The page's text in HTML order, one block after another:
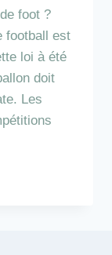
foot ?
football est
loi à été
doit
Les